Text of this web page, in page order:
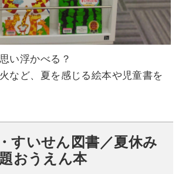
い浮かべる？
など、夏を感じる絵本や児童書を
すいせん図書／夏休み
おうえん本